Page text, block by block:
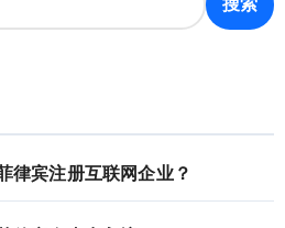
搜索
律宾注册互联网企业？